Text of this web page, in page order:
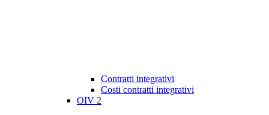
Contratti integrativi
Costi contratti integrativi
OIV 2